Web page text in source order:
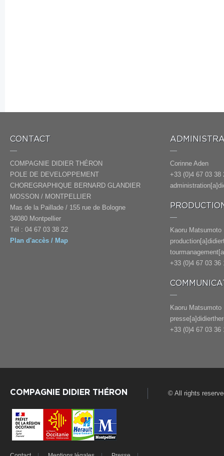
CONTACT
COMPAGNIE DIDIER THÉRON
POLE DE DEVELOPPEMENT
CHOREGRAPHIQUE BERNARD GLANDIER
MOSSON / MONTPELLIER
Mas de la Paillade / 155 rue de Bologne
34080 Montpellier
Tél : 04 67 03 38 22
Plan d'accès / Map
Corinne Aden
+33 (0)4 67 03 38
Kaoru Matsumoto
+33 (0)4 67 03 36
Kaoru Matsumoto
+33 (0)4 67 03 36
COMPAGNIE DIDIER THÉRON © All rights